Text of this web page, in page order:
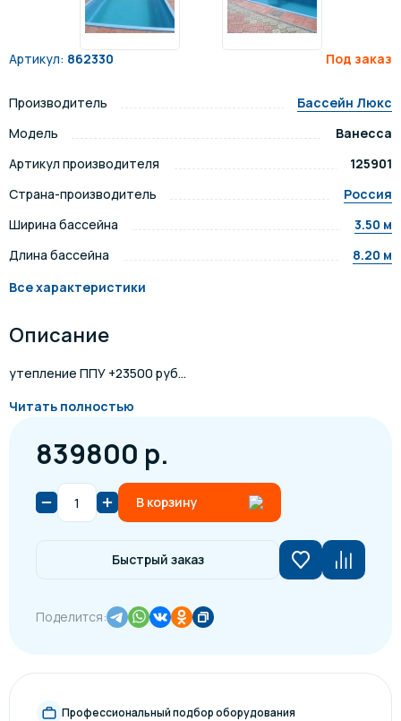
Артикул: 862330 Под заказ
Производитель
Бассейн Люкс
Модель
Ванесса
Артикул производителя
125901
Страна-производитель
Россия
Ширина бассейна
3.50 м
Длина бассейна
8.20 м
Все характеристики
Описание
утепление ППУ +23500 руб...
Читать полностью
839800 р.
В корзину
Быстрый заказ
Поделится:
Профессиональный подбор оборудования